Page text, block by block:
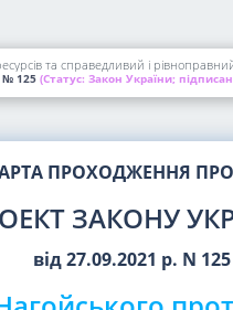
та справедливий і рівноправний
№ 125 (Статус: Закон України;
ПРОХОДЖЕННЯ
ЗАКОНУ
від 27.09.2021 р. N 125